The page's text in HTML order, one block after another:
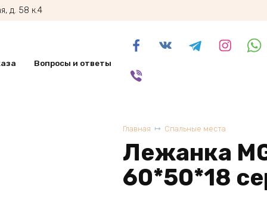
д. 58 к.4
Вопросы и ответы
Главная Спальные места
Лежанка
60*50*18